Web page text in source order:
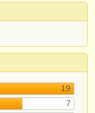
19
7